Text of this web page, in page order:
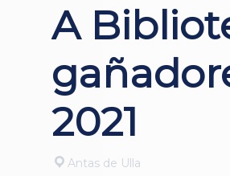
A
2021
Antas de Ulla